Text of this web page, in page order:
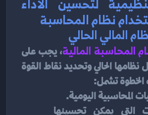
نظام المحاسبة
المالي الحالي
المحاسبة المالية
تشمل:
المحاسبية اليومية.